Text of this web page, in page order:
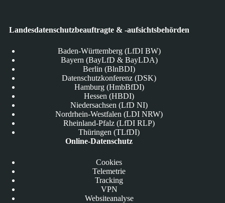
Landesdatenschutzbeauftragte & -aufsichtsbehörden
Baden-Württemberg (LfDI BW)
Bayern (BayLfD & BayLDA)
Berlin (BlnBDI)
Datenschutzkonferenz (DSK)
Hamburg (HmbBfDI)
Hessen (HBDI)
Niedersachsen (LfD NI)
Nordrhein-Westfalen (LDI NRW)
Rheinland-Pfalz (LfDI RLP)
Thüringen (TLfDI)
Online-Datenschutz
Cookies
Telemetrie
Tracking
VPN
Websiteanalyse